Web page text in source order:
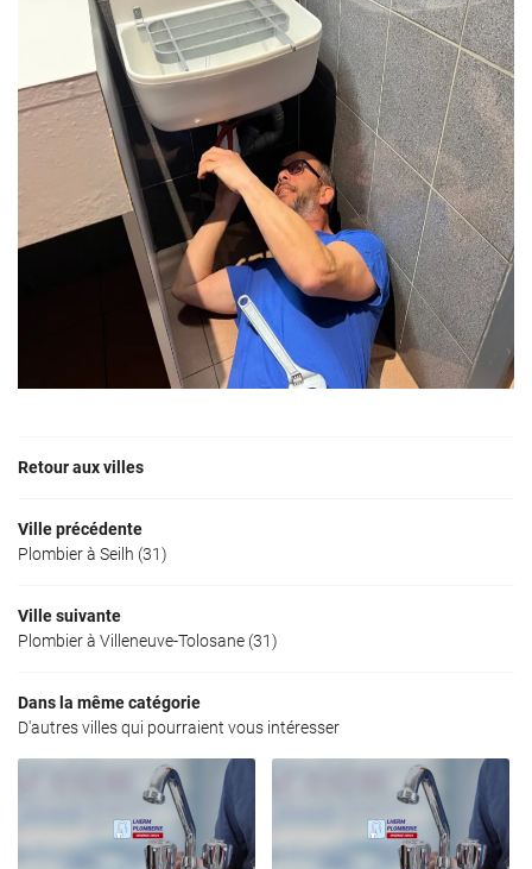
Retour aux villes
Ville précédente
Plombier à Seilh (31)
Ville suivante
Plombier à Villeneuve-Tolosane (31)
Dans la même catégorie
D'autres villes qui pourraient vous intéresser